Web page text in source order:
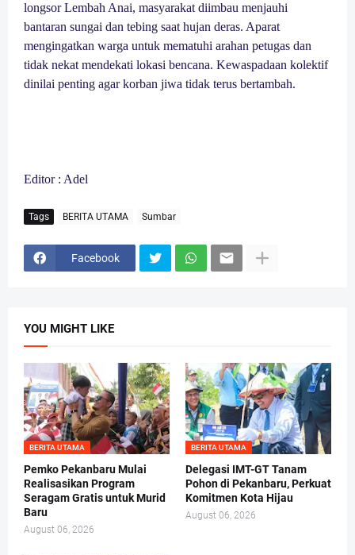
longsor Lembah Anai, masyarakat diimbau menjauhi
bantaran sungai dan tebing saat hujan deras. Aparat
mengingatkan warga untuk mematuhi arahan petugas dan
tidak nekat mendekati lokasi bencana. Kewaspadaan kolektif
dinilai penting agar korban jiwa tidak terus bertambah.
Editor : Adel
Tags BERITA UTAMA Sumbar
Facebook
YOU MIGHT LIKE
BERITA UTAMA
Pemko Pekanbaru Mulai
Realisasikan Program
Seragam Gratis untuk Murid
Baru
August 06, 2026
BERITA UTAMA
Delegasi IMT-GT Tanam
Pohon di Pekanbaru, Perkuat
Komitmen Kota Hijau
August 06, 2026